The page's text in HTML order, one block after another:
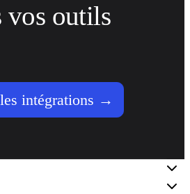
vos outils
intégrations →